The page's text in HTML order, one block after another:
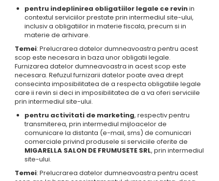
pentru indeplinirea obligatiilor legale ce revinin
contextul serviciilor prestate prin intermediul site-ului,
inclusiv a obligatiilor in materie fiscala, precum si in
materie de arhivare.
Temei: Prelucrarea datelor dumneavoastra pentru acest
scop este necesara in baza unor obligatii legale.
Furnizarea datelor dumneavoastra in acest scop este
necesara. Refuzul furnizarii datelor poate avea drept
consecinta imposibilitatea de a respecta obligatiile legale
care ii revin si deci in imposibilitatea de a va oferi serviciile
prin intermediul site-ului.
pentru activitati de marketing, respectiv pentru
transmiterea, prin intermediul mijloacelor de
comunicare la distanta (e-mail, sms) de comunicari
comerciale privind produsele si serviciile oferite de
MIGARELLA SALON DE FRUMUSETE SRL, prin intermediul
site-ului.
Temei: Prelucrarea datelor dumneavoastra pentru acest